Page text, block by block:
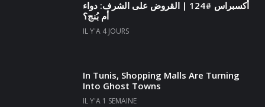
أكسبراس #124 | القروض على الشرف: دواء
أم بُنج؟
IL Y'A 4 JOURS
In Tunis, Shopping Malls Are Turning
Into Ghost Towns
IL Y'A 1 SEMAINE